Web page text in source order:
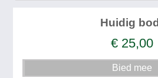
Huidig bod
€ 25,00